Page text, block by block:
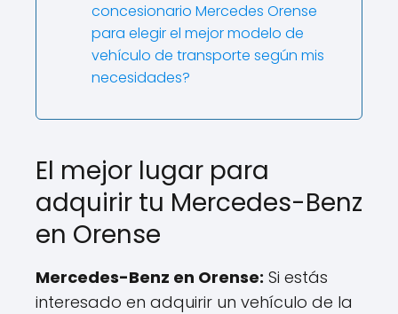
concesionario Mercedes Orense
para elegir el mejor modelo de
vehículo de transporte según mis
necesidades?
El mejor lugar para
adquirir tu Mercedes-Benz
en Orense
Mercedes-Benz en Orense: Si estás
interesado en adquirir un vehículo de la